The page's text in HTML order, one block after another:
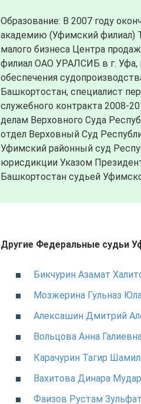
Образование: В 2007 году
академию (Уфимский филиал)
малого бизнеса Центра
филиал ОАО УРАЛСИБ в г.
обеспечения
Башкортостан, специалист
служебного контракта 2008-
делам Верховного Суда
отдел Верховный Суд
Уфимский районный суд
юрисдикции Указом
Башкортостан судьей
Другие Федеральные судьи
Бикчурин Азамат
Мозжерина Гульназ
Алексашин Дмитрий
Вольцова Анна
Карачурин Тагир
Вахитова Динара
Фаизов Рустам